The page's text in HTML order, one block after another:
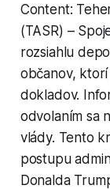
Content:
(TASR) –
rozsiahlu
občanov,
dokladov.
odvolaním sa
vlády. Tento
postupu
Donalda